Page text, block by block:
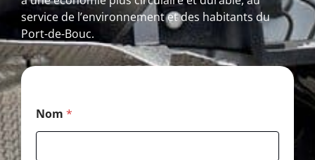
service de l’environnement et des habitants du
Port-de-Bouc.
Nom *
E